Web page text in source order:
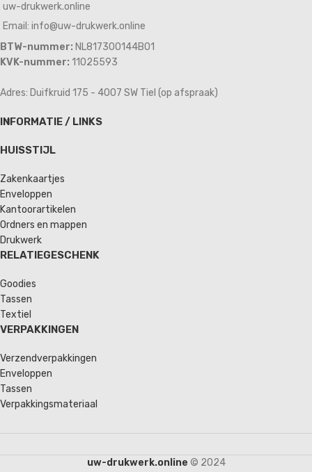
uw-drukwerk.online
Email: info@uw-drukwerk.online
BTW-nummer: NL817300144B01
KVK-nummer: 11025593
Adres: Duifkruid 175 - 4007 SW Tiel (op afspraak)
INFORMATIE / LINKS
HUISSTIJL
Zakenkaartjes
Enveloppen
Kantoorartikelen
Ordners en mappen
Drukwerk
RELATIEGESCHENK
Goodies
Tassen
Textiel
VERPAKKINGEN
Verzendverpakkingen
Enveloppen
Tassen
Verpakkingsmateriaal
uw-drukwerk.online © 2024